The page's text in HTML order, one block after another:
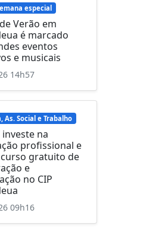
especial
Verão em
é marcado
eventos
e musicais
14h57
As. Social e Trabalho
investe na
profissional e
gratuito de
e
no CIP
09h16